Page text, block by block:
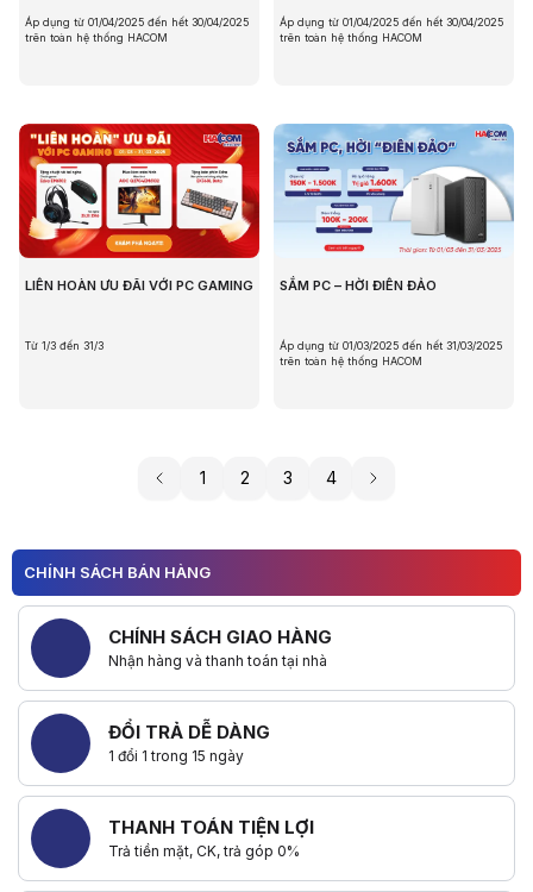
Áp dụng từ 01/04/2025 đến hết 30/04/2025
trên toàn hệ thống HACOM
Áp dụng từ 01/04/2025 đến hết 30/04/2025
trên toàn hệ thống HACOM
LIÊN HOÀN ƯU ĐÃI VỚI PC GAMING
Từ 1/3 đến 31/3
SẮM PC – HỜI ĐIÊN ĐẢO
Áp dụng từ 01/03/2025 đến hết 31/03/2025
trên toàn hệ thống HACOM
1 2 3 4
CHÍNH SÁCH BÁN HÀNG
CHÍNH SÁCH GIAO HÀNG
Nhận hàng và thanh toán tại nhà
ĐỔI TRẢ DỄ DÀNG
1 đổi 1 trong 15 ngày
THANH TOÁN TIỆN LỢI
Trả tiền mặt, CK, trả góp 0%